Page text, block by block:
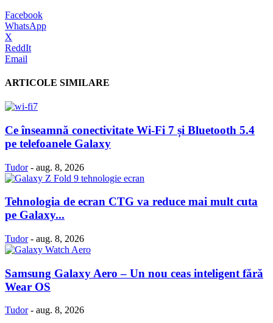
Facebook
WhatsApp
X
ReddIt
Email
ARTICOLE SIMILARE
Ce înseamnă conectivitate Wi-Fi 7 și Bluetooth 5.4
pe telefoanele Galaxy
Tudor - aug. 8, 2026
Tehnologia de ecran CTG va reduce mai mult cuta
pe Galaxy...
Tudor - aug. 8, 2026
Samsung Galaxy Aero – Un nou ceas inteligent fără
Wear OS
Tudor - aug. 8, 2026